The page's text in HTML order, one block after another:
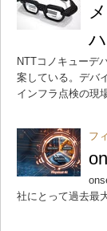
NTTコノキューデ
案している。デバ
インフラ点検の現
フ
社にとって過去最